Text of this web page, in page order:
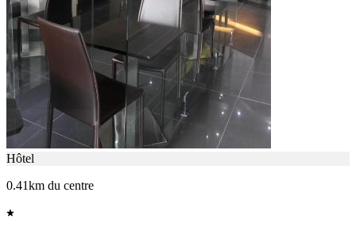
Hôtel
0.41km du centre